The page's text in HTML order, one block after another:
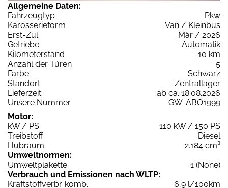
Allgemeine Daten:
Fahrzeugtyp
Pkw
Karosserieform
Van / Kleinbus
Erst-Zul.
Mär / 2026
Getriebe
Automatik
Kilometerstand
10 km
Anzahl der Türen
5
Farbe
Schwarz
Standort
Zentrallager
Lieferzeit
ab ca. 18.08.2026
Unsere Nummer
GW-ABO1999
Motor:
kW / PS
110 kW / 150 PS
Treibstoff
Diesel
Hubraum
2.184 cm³
Umweltnormen:
Umweltplakette
1 (None)
Verbrauch und Emissionen nach WLTP:
Kraftstoffverbr. komb.
6,9 l/100km